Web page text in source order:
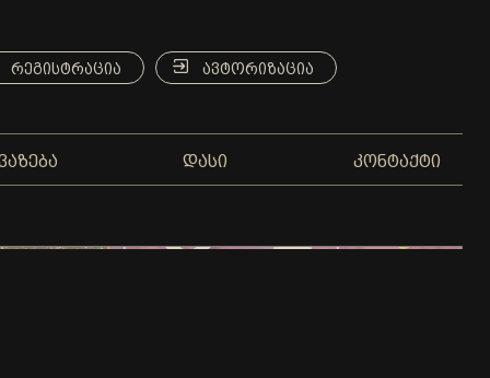
ᲠᲔᲒᲘᲡᲢᲠᲐᲪᲘᲐ ᲐᲕᲢᲝᲠᲘᲖᲐᲪᲘᲐ
ᲓᲐᲡᲘ ᲙᲝᲜᲢᲐᲥᲢᲘ